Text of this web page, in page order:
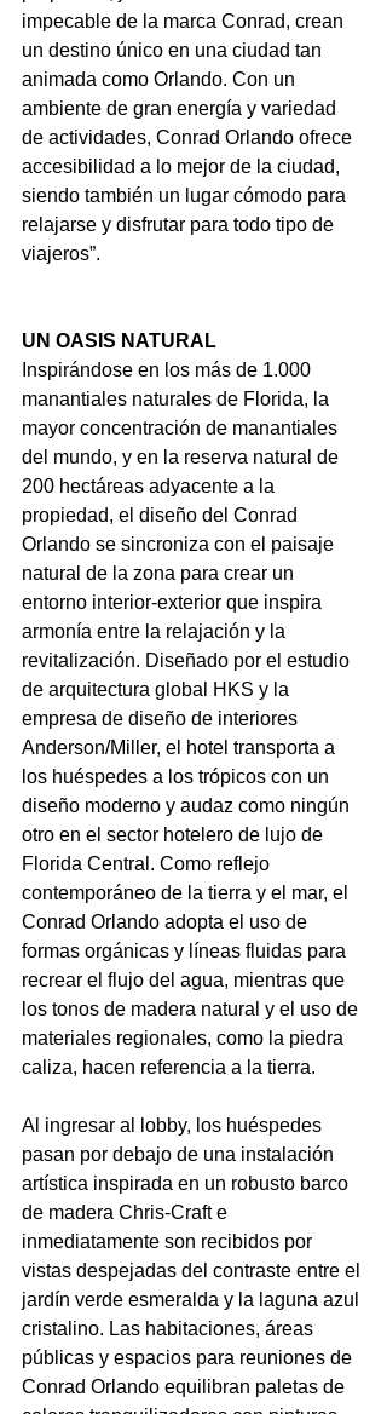
impecable de la marca Conrad, crean
un destino único en una ciudad tan
animada como Orlando. Con un
ambiente de gran energía y variedad
de actividades, Conrad Orlando ofrece
accesibilidad a lo mejor de la ciudad,
siendo también un lugar cómodo para
relajarse y disfrutar para todo tipo de
viajeros”.
UN OASIS NATURAL
Inspirándose en los más de 1.000
manantiales naturales de Florida, la
mayor concentración de manantiales
del mundo, y en la reserva natural de
200 hectáreas adyacente a la
propiedad, el diseño del Conrad
Orlando se sincroniza con el paisaje
natural de la zona para crear un
entorno interior-exterior que inspira
armonía entre la relajación y la
revitalización. Diseñado por el estudio
de arquitectura global HKS y la
empresa de diseño de interiores
Anderson/Miller, el hotel transporta a
los huéspedes a los trópicos con un
diseño moderno y audaz como ningún
otro en el sector hotelero de lujo de
Florida Central. Como reflejo
contemporáneo de la tierra y el mar, el
Conrad Orlando adopta el uso de
formas orgánicas y líneas fluidas para
recrear el flujo del agua, mientras que
los tonos de madera natural y el uso de
materiales regionales, como la piedra
caliza, hacen referencia a la tierra.
Al ingresar al lobby, los huéspedes
pasan por debajo de una instalación
artística inspirada en un robusto barco
de madera Chris-Craft e
inmediatamente son recibidos por
vistas despejadas del contraste entre el
jardín verde esmeralda y la laguna azul
cristalino. Las habitaciones, áreas
públicas y espacios para reuniones de
Conrad Orlando equilibran paletas de